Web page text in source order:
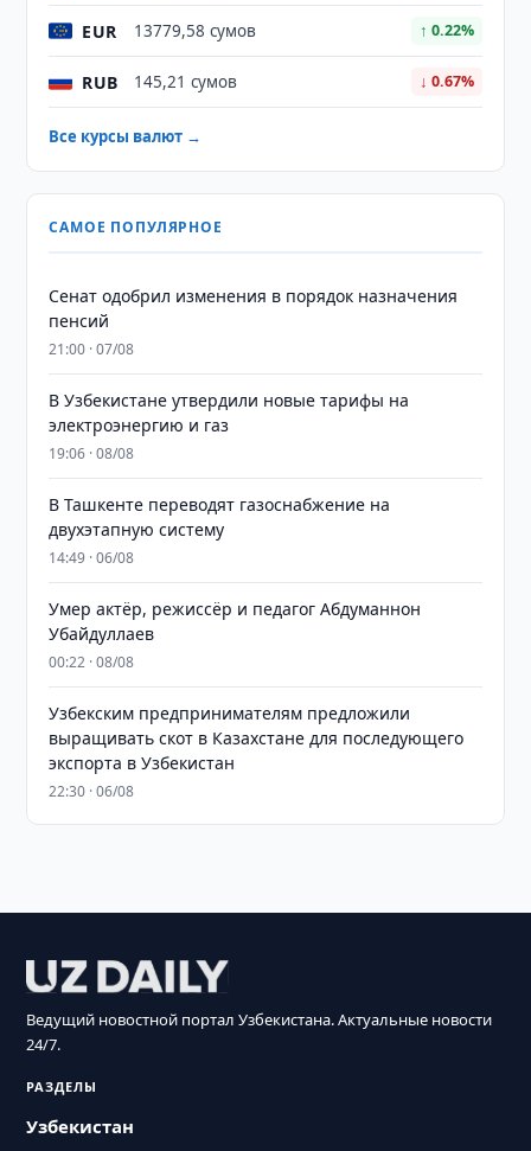
EUR 13779,58 сумов ↑ 0.22%
RUB 145,21 сумов ↓ 0.67%
Все курсы валют →
САМОЕ ПОПУЛЯРНОЕ
Сенат одобрил изменения в порядок назначения
пенсий
21:00 · 07/08
В Узбекистане утвердили новые тарифы на
электроэнергию и газ
19:06 · 08/08
В Ташкенте переводят газоснабжение на
двухэтапную систему
14:49 · 06/08
Умер актёр, режиссёр и педагог Абдуманнон
Убайдуллаев
00:22 · 08/08
Узбекским предпринимателям предложили
выращивать скот в Казахстане для последующего
экспорта в Узбекистан
22:30 · 06/08
Ведущий новостной портал Узбекистана. Актуальные новости
24/7.
РАЗДЕЛЫ
Узбекистан